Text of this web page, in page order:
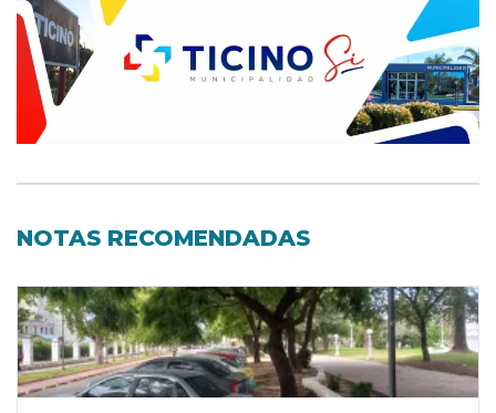
NOTAS RECOMENDADAS